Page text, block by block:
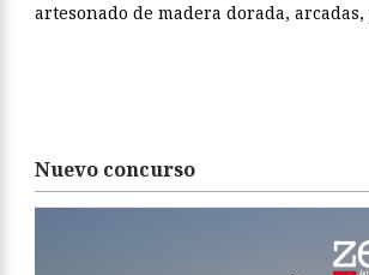
artesonado de madera dorada, arcadas,
Nuevo concurso